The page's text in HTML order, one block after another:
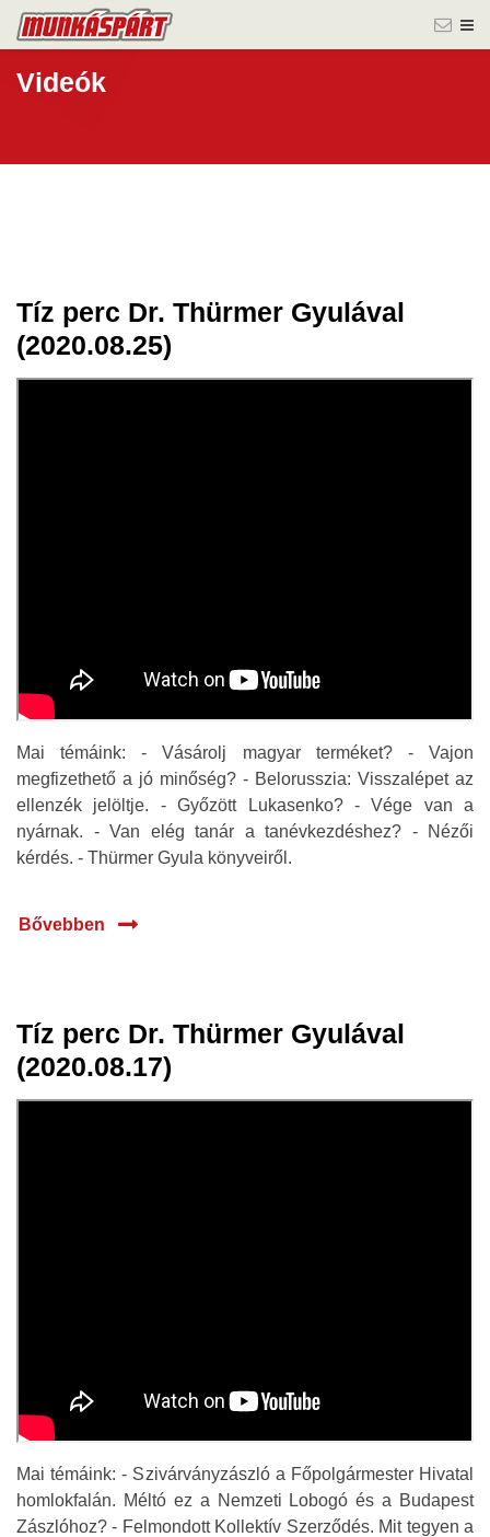
Videók
30 aug.
2020
Tíz perc Dr. Thürmer Gyulával
(2020.08.25)
Mai témáink: - Vásárolj magyar terméket? - Vajon
megfizethető a jó minőség? - Belorusszia: Visszalépet az
ellenzék jelöltje. - Győzött Lukasenko? - Vége van a
nyárnak. - Van elég tanár a tanévkezdéshez? - Nézői
kérdés. - Thürmer Gyula könyveiről.
Bővebben
18 aug.
2020
Tíz perc Dr. Thürmer Gyulával
(2020.08.17)
Mai témáink: - Szivárványzászló a Főpolgármester Hivatal
homlokfalán. Méltó ez a Nemzeti Lobogó és a Budapest
Zászlóhoz? - Felmondott Kollektív Szerződés. Mit tegyen a